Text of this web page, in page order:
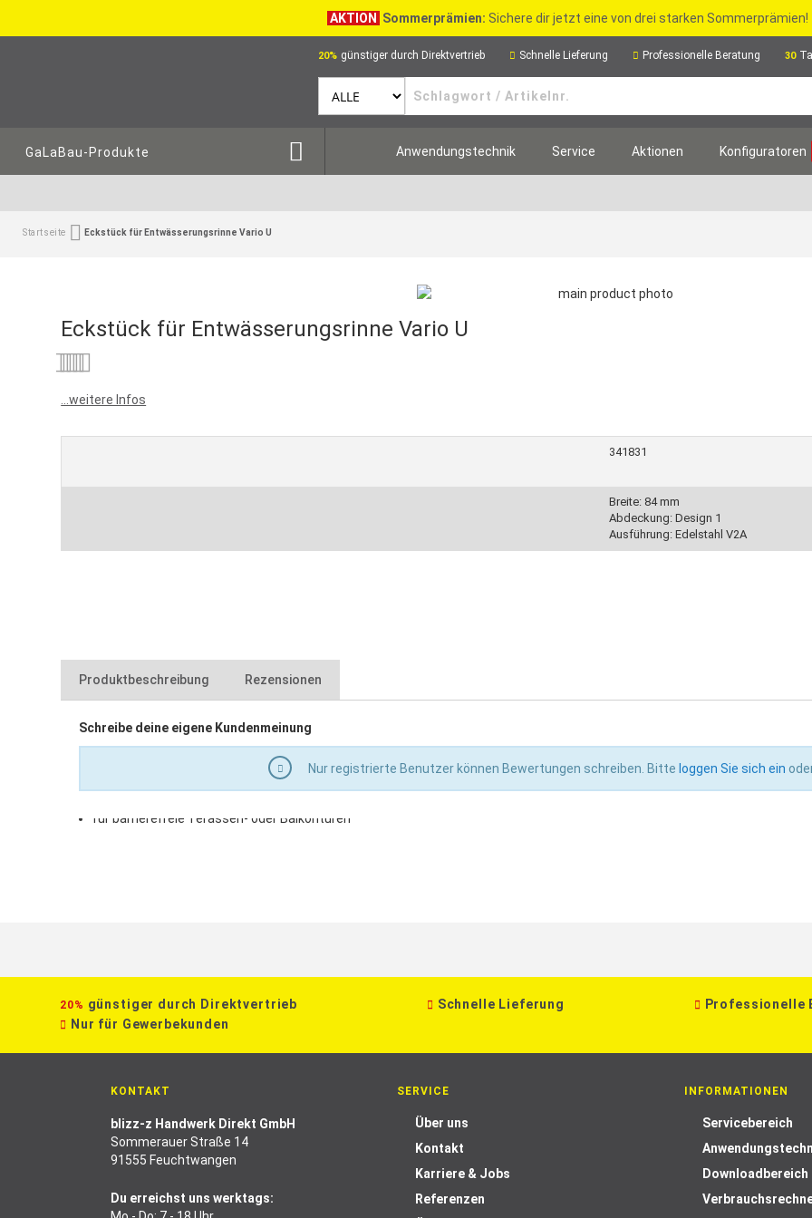
AKTION Sommerprämien: Sichere dir jetzt eine von drei starken Sommerprämien!
20% günstiger durch Direktvertrieb Schnelle Lieferung Professionelle Beratung 30
GaLaBau-Produkte Anwendungstechnik Service Aktionen Konfiguratoren
Startseite Eckstück für Entwässerungsrinne Vario U
Eckstück für Entwässerungsrinne Vario U
...weitere Infos
341831
Breite: 84 mm
Abdeckung: Design 1
Ausführung: Edelstahl V2A
Produktbeschreibung
für Entwässerungsrinne Vario U
begehbar und rollstuhlbefahrbar
zur Terassenentwässerung
für barrierefreie Terassen- oder Balkontüren
Rezensionen
Schreibe deine eigene Kundenmeinung
Nur registrierte Benutzer können Bewertungen schreiben. Bitte loggen Sie sich ein
20% günstiger durch Direktvertrieb Schnelle Lieferung Professionelle
Nur für Gewerbekunden
KONTAKT
blizz-z Handwerk Direkt GmbH
Sommerauer Straße 14
91555 Feuchtwangen
Du erreichst uns werktags:
SERVICE
Über uns
Kontakt
Karriere & Jobs
Referenzen
INFORMATIONEN
Servicebereich
Downloadbereich